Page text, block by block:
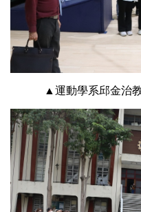
▲運動學系邱金治